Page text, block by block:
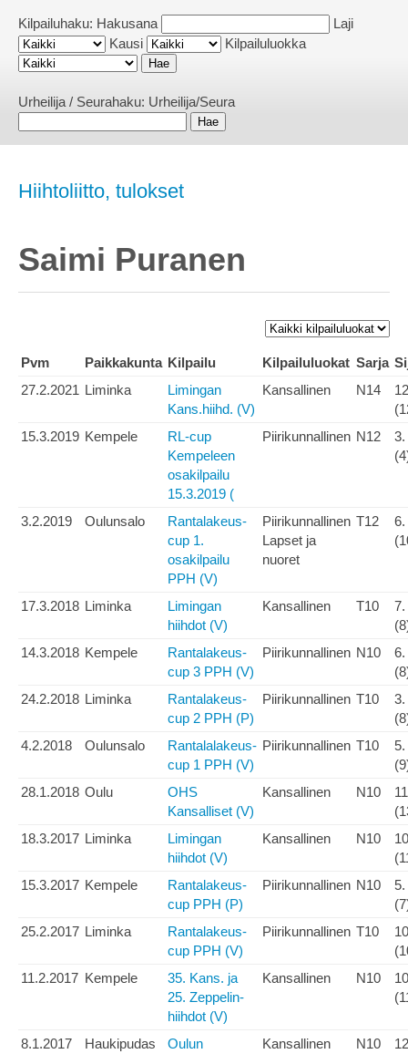
Kilpailuhaku: Hakusana
Laji
Kausi
Kilpailuluokka
Urheilija / Seurahaku: Urheilija/Seura
Hiihtoliitto, tulokset
Saimi Puranen
Pvm Paikkakunta Kilpailu Kilpailuluokat Sarja
27.2.2021 Liminka
Limingan
Kans.hiihd. (V)
Kansallinen N14
15.3.2019 Kempele
RL-cup
Kempeleen
osakilpailu
15.3.2019 (
Piirikunnallinen N12
3.
3.2.2019 Oulunsalo
Rantalakeus-
cup 1.
osakilpailu
PPH (V)
Piirikunnallinen
Lapset ja
nuoret
T12
6.
17.3.2018 Liminka
Limingan
hiihdot (V)
Kansallinen T10
7.
14.3.2018 Kempele
Rantalakeus-
cup 3 PPH (V)
Piirikunnallinen N10
6.
24.2.2018 Liminka
Rantalakeus-
cup 2 PPH (P)
Piirikunnallinen T10
3.
4.2.2018
Oulunsalo
Rantalalakeus-
cup 1 PPH (V)
Piirikunnallinen T10
5.
28.1.2018 Oulu
OHS
Kansalliset (V)
Kansallinen N10
18.3.2017 Liminka
Limingan
hiihdot (V)
Kansallinen N10
15.3.2017 Kempele
Rantalakeus-
cup PPH (P)
Piirikunnallinen N10
5.
25.2.2017 Liminka
Rantalakeus-
cup PPH (V)
Piirikunnallinen T10
11.2.2017 Kempele
35. Kans. ja
25. Zeppelin-
hiihdot (V)
Kansallinen N10
8.1.2017 Haukipudas
Oulun
Kansallinen N10